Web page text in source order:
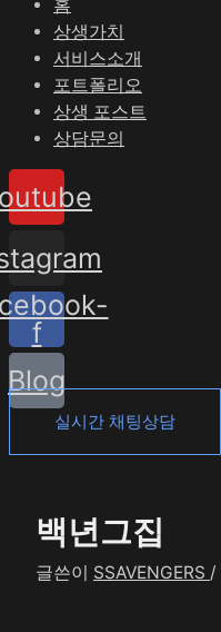
홈
상생가치
서비스소개
포트폴리오
상생 포스트
상담문의
f
Blog
실시간 채팅상담
백년그집
글쓴이 SSAVENGERS /